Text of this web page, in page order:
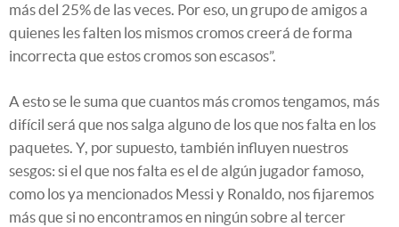
más del 25% de las veces. Por eso, un grupo de amigos a
quienes les falten los mismos cromos creerá de forma
incorrecta que estos cromos son escasos”.
A esto se le suma que cuantos más cromos tengamos, más
difícil será que nos salga alguno de los que nos falta en los
paquetes. Y, por supuesto, también influyen nuestros
sesgos: si el que nos falta es el de algún jugador famoso,
como los ya mencionados Messi y Ronaldo, nos fijaremos
más que si no encontramos en ningún sobre al tercer